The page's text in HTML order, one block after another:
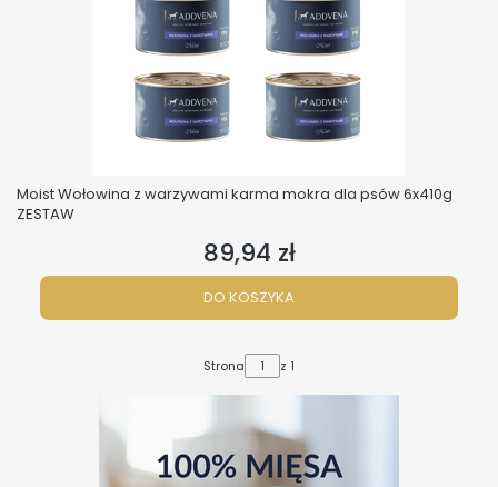
Moist Wołowina z warzywami karma mokra dla psów 6x410g
ZESTAW
Cena
89,94 zł
DO KOSZYKA
Strona z 1